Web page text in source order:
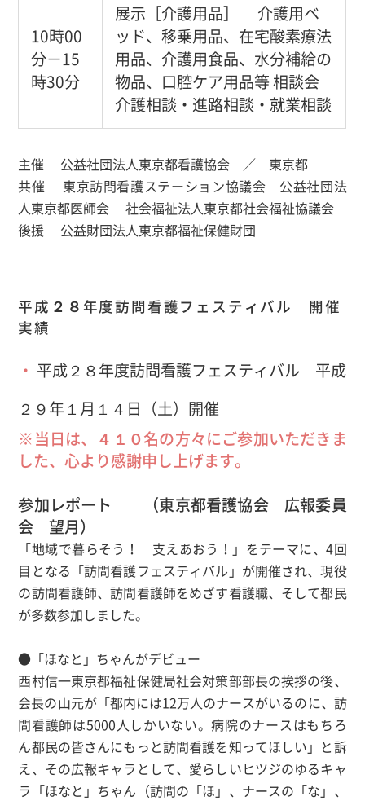
10時00
分－15
時30分
展示［介護用品］ 介護用ベ
ッド、移乗用品、在宅酸素療法
用品、介護用食品、水分補給の
物品、口腔ケア用品等 相談会
介護相談・進路相談・就業相談
主催 公益社団法人東京都看護協会 ／ 東京都
共催 東京訪問看護ステーション協議会 公益社団法
人東京都医師会 社会福祉法人東京都社会福祉協議会
後援 公益財団法人東京都福祉保健財団
平成２８年度訪問看護フェスティバル 開催
実績
平成２８年度訪問看護フェスティバル 平成
２９年１月１４日（土）開催
※当日は、４１０名の方々にご参加いただきま
した、心より感謝申し上げます。
参加レポート （東京都看護協会 広報委員
会 望月）
「地域で暮らそう！ 支えあおう！」をテーマに、4回
目となる「訪問看護フェスティバル」が開催され、現役
の訪問看護師、訪問看護師をめざす看護職、そして都民
が多数参加しました。
●「ほなと」ちゃんがデビュー
西村信一東京都福祉保健局社会対策部部長の挨拶の後、
会長の山元が「都内には12万人のナースがいるのに、訪
問看護師は5000人しかいない。病院のナースはもちろ
ん都民の皆さんにもっと訪問看護を知ってほしい」と訴
え、その広報キャラとして、愛らしいヒツジのゆるキャ
ラ「ほなと」ちゃん（訪問の「ほ」、ナースの「な」、